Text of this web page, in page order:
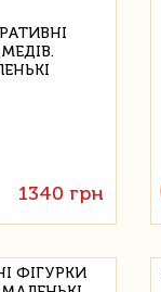
1340 грн
ФІГУРКИ